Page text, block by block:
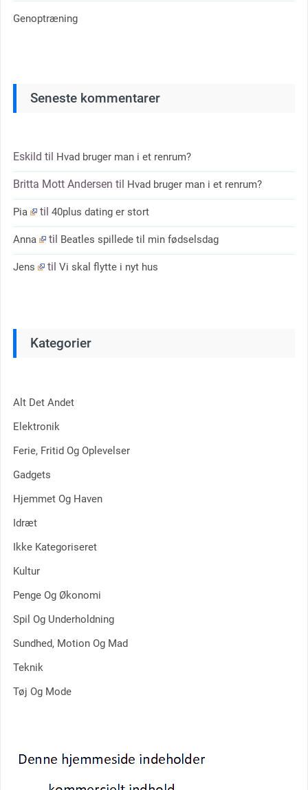
Genoptræning
Seneste kommentarer
Eskild til Hvad bruger man i et renrum?
Britta Mott Andersen til Hvad bruger man i et renrum?
Pia til40plus dating er stort
Anna til Beatles spillede til min fødselsdag
Jens tilVi skal flytte i nyt hus
Kategorier
Alt Det Andet
Elektronik
Ferie, Fritid Og Oplevelser
Gadgets
Hjemmet Og Haven
Idræt
Ikke Kategoriseret
Kultur
Penge Og Økonomi
Spil Og Underholdning
Sundhed, Motion Og Mad
Teknik
Tøj Og Mode